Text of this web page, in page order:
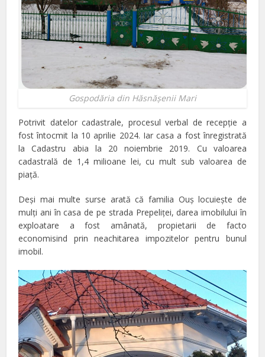
Gospodăria din Hăsnăşenii Mari
Potrivit datelor cadastrale, procesul verbal de recepţie a
fost întocmit la 10 aprilie 2024. Iar casa a fost înregistrată
la Cadastru abia la 20 noiembrie 2019. Cu valoarea
cadastrală de 1,4 milioane lei, cu mult sub valoarea de
piaţă.
Deşi mai multe surse arată că familia Ouş locuieşte de
mulţi ani în casa de pe strada Prepeliţei, darea imobilului în
exploatare a fost amânată, propietarii de facto
economisind prin neachitarea impozitelor pentru bunul
imobil.